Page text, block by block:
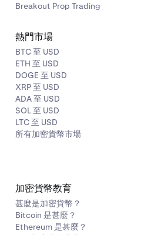
Breakout Prop Trading
熱門市場
BTC 至 USD
ETH 至 USD
DOGE 至 USD
XRP 至 USD
ADA 至 USD
SOL 至 USD
LTC 至 USD
所有加密貨幣市場
加密貨幣教育
甚麼是加密貨幣？
Bitcoin 是甚麼？
Ethereum 是甚麼？